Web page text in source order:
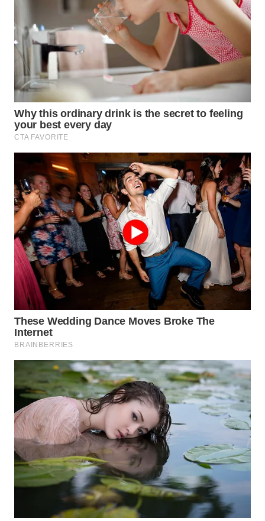
WN
LIKUPANG
WN
LABUANBAJO
WN
BORNEO
Group
WAHANA
NEWS
WAHANA
TANI
WAHANA
ADVOKAT
WAHANA
WAHANA
KONSUMEN
WAHANA
LISTRIK
WAHANA
TRAVEL
WAHANA